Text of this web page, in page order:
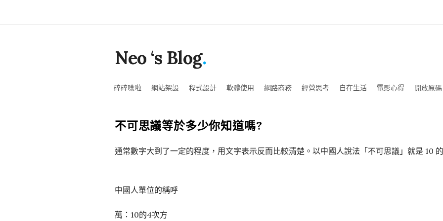
Neo ‘s Blog.
碎碎唸啦 網站架設 程式設計 軟體使用 網路商務 經營思考 自在生活 電影心得 開放原碼
不可思議等於多少你知道嗎?
通常數字大到了一定的程度，用文字表示反而比較清楚。以中國人說法「不可思議」就是 10
中國人單位的稱呼
萬：10的4次方